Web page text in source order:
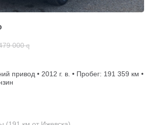
000 q
привод • 2012 г. в. • Пробег: 191 359 км •